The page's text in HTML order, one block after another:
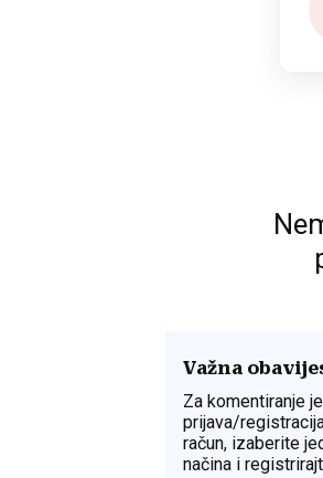
Važna
Za komentiranje
prijava/
račun, izaberite
načina i